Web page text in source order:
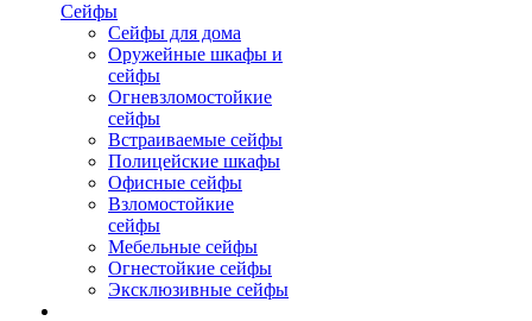
Сейфы
Сейфы для дома
Оружейные шкафы и
сейфы
Огневзломостойкие
сейфы
Встраиваемые сейфы
Полицейские шкафы
Офисные сейфы
Взломостойкие
сейфы
Мебельные сейфы
Огнестойкие сейфы
Эксклюзивные сейфы